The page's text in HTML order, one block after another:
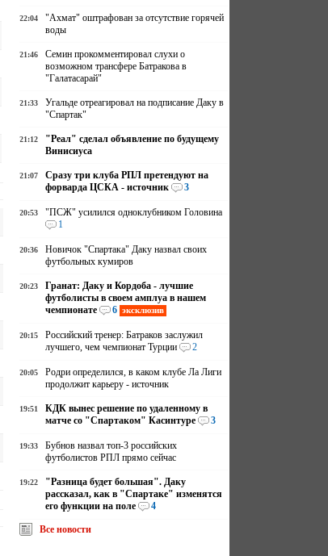
22:04
"Ахмат" оштрафован за отсутствие горячей
воды
21:46
Семин прокомментировал слухи о
возможном трансфере Батракова в
"Галатасарай"
21:33
Угальде отреагировал на подписание Даку в
"Спартак"
21:12
"Реал" сделал объявление по будущему
Винисиуса
21:07
Сразу три клуба РПЛ претендуют на
форварда ЦСКА - источник
3
20:53
"ПСЖ" усилился одноклубником Головина
1
20:36
Новичок "Спартака" Даку назвал своих
футбольных кумиров
20:23
Гранат: Даку и Кордоба - лучшие
футболисты в своем амплуа в нашем
чемпионате
6 эксклюзив
20:15
Российский тренер: Батраков заслужил
лучшего, чем чемпионат Турции
2
20:05
Родри определился, в каком клубе Ла Лиги
продолжит карьеру - источник
19:51
КДК вынес решение по удаленному в
матче со "Спартаком" Касинтуре
3
19:33
Бубнов назвал топ-3 российских
футболистов РПЛ прямо сейчас
19:22
"Разница будет большая". Даку
рассказал, как в "Спартаке" изменятся
его функции на поле
4
Все новости